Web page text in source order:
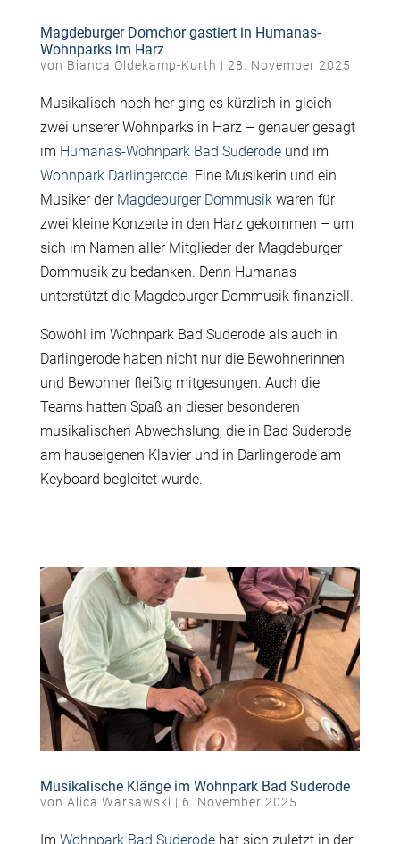
Magdeburger Domchor gastiert in Humanas-
Wohnparks im Harz
von Bianca Oldekamp-Kurth | 28. November 2025
Musikalisch hoch her ging es kürzlich in gleich
zwei unserer Wohnparks in Harz – genauer gesagt
im Humanas-Wohnpark Bad Suderodeund im
Wohnpark Darlingerode. Eine Musikerin und ein
Musiker der Magdeburger Dommusikwaren für
zwei kleine Konzerte in den Harz gekommen – um
sich im Namen aller Mitglieder der Magdeburger
Dommusik zu bedanken. Denn Humanas
unterstützt die Magdeburger Dommusik finanziell.
Sowohl im Wohnpark Bad Suderode als auch in
Darlingerode haben nicht nur die Bewohnerinnen
und Bewohner fleißig mitgesungen. Auch die
Teams hatten Spaß an dieser besonderen
musikalischen Abwechslung, die in Bad Suderode
am hauseigenen Klavier und in Darlingerode am
Keyboard begleitet wurde.
Musikalische Klänge im Wohnpark Bad Suderode
von Alica Warsawski | 6. November 2025
Im Wohnpark Bad Suderodehat sich zuletzt in der